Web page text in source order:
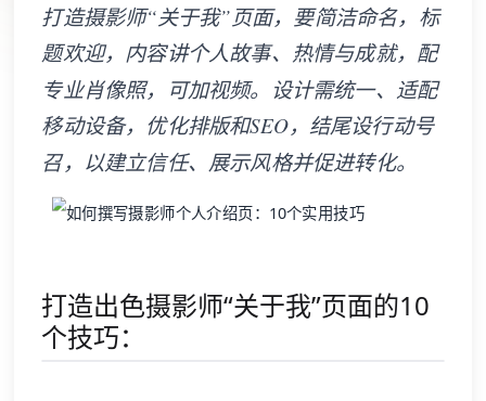
打造摄影师“关于我”页面，要简洁命名，标
题欢迎，内容讲个人故事、热情与成就，配
专业肖像照，可加视频。设计需统一、适配
移动设备，优化排版和SEO，结尾设行动号
召，以建立信任、展示风格并促进转化。
打造出色摄影师“关于我”页面的10
个技巧：